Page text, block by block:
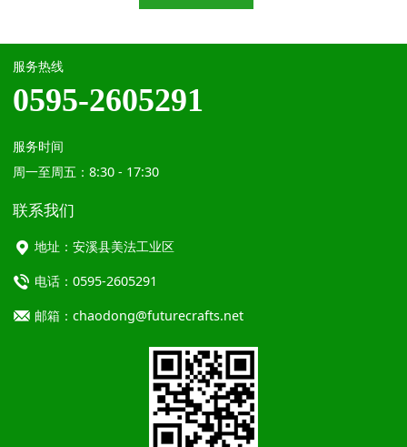
服务热线
0595-2605291
服务时间
周一至周五：8:30 - 17:30
联系我们
地址：安溪县美法工业区
电话：0595-2605291
邮箱：chaodong@futurecrafts.net